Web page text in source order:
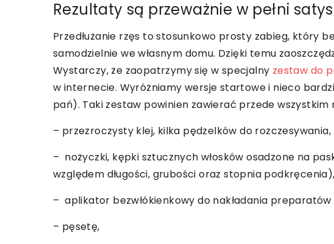
Rezultaty są przeważnie w pełni
Przedłużanie rzęs to stosunkowo prosty zabieg, który
samodzielnie we własnym domu. Dzięki temu
Wystarczy, że zaopatrzymy się w specjalny zestaw do
w internecie. Wyróżniamy wersje startowe i nieco
pań). Taki zestaw powinien zawierać przede
– przezroczysty klej, kilka pędzelków do rozczesywania,
– nożyczki, kępki sztucznych włosków osadzone na
względem długości, grubości oraz stopnia podkręcenia),
– aplikator bezwłókienkowy do nakładania preparatów
– pęsetę,